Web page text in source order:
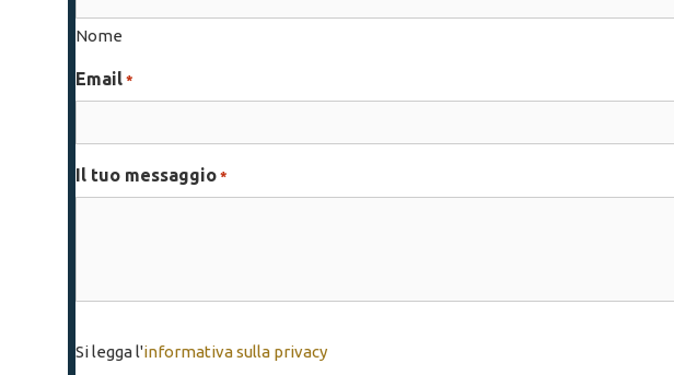
Nome
Email *
Il tuo messaggio *
legga
Si legga l'informativa sulla privacy